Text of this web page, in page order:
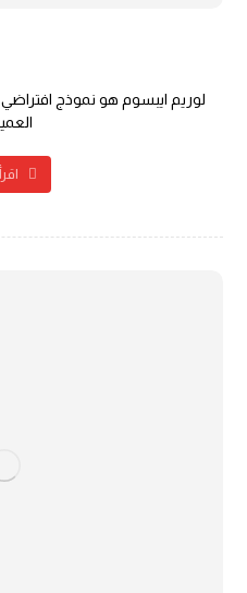
لوريم ايبسوم هو نموذج